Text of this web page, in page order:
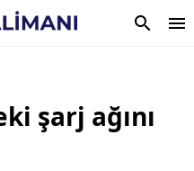
şarj ağını